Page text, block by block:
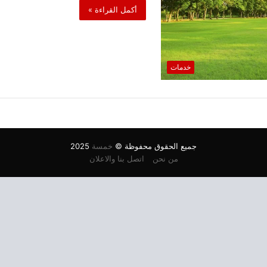
خدمات
أكمل القراءة »
جميع الحقوق محفوظة © خمسة
من نحن
اتصل بنا والاعلان